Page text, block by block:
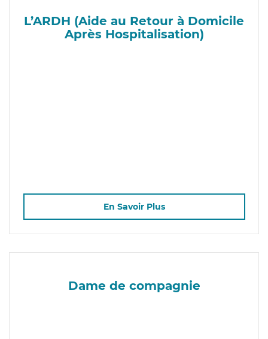
L’ARDH (Aide au Retour à Domicile
Après Hospitalisation)
En Savoir Plus
Dame de compagnie